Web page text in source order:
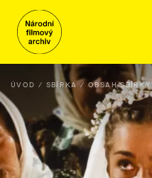
ÚVOD SBÍRKA OBSAH SBÍRKY